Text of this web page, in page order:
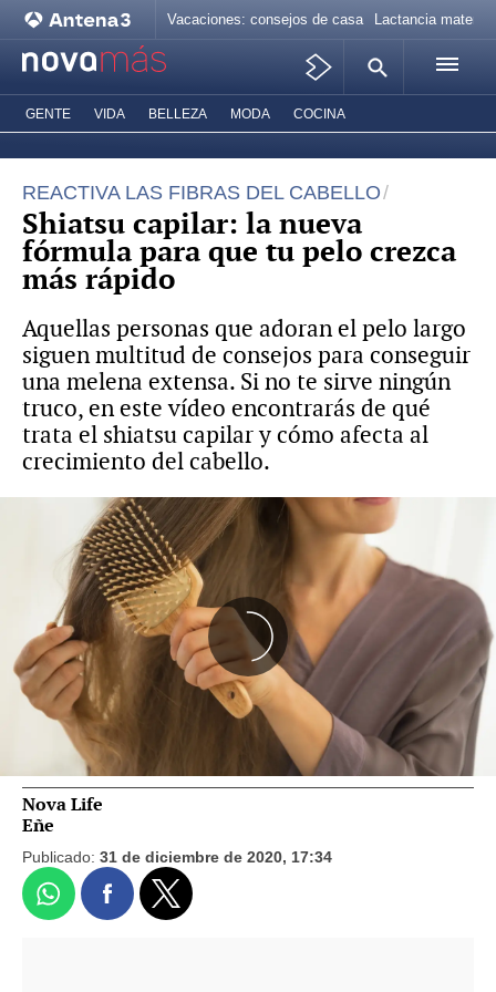
Vacaciones: consejos de casa Lactancia materna
GENTE VIDA BELLEZA MODA COCINA
REACTIVA LAS FIBRAS DEL CABELLO
Shiatsu capilar: la nueva
fórmula para que tu pelo crezca
más rápido
Aquellas personas que adoran el pelo largo
siguen multitud de consejos para conseguir
una melena extensa. Si no te sirve ningún
truco, en este vídeo encontrarás de qué
trata el shiatsu capilar y cómo afecta al
crecimiento del cabello.
Nova Life
Eñe
Publicado: 31 de diciembre de 2020, 17:34